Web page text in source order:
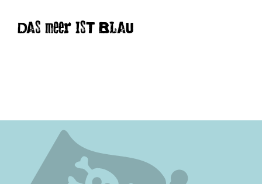
DAS meer IST BLAU